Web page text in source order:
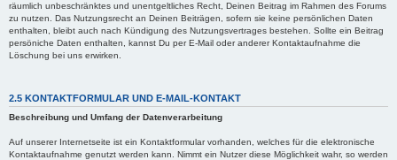
räumlich unbeschränktes und unentgeltliches Recht, Deinen Beitrag im Rahmen des Forums
zu nutzen. Das Nutzungsrecht an Deinen Beiträgen, sofern sie keine persönlichen Daten
enthalten, bleibt auch nach Kündigung des Nutzungsvertrages bestehen. Sollte ein Beitrag
persöniche Daten enthalten, kannst Du per E-Mail oder anderer Kontaktaufnahme die
Löschung bei uns erwirken.
2.5 KONTAKTFORMULAR UND E-MAIL-KONTAKT
Beschreibung und Umfang der Datenverarbeitung
Auf unserer Internetseite ist ein Kontaktformular vorhanden, welches für die elektronische
Kontaktaufnahme genutzt werden kann. Nimmt ein Nutzer diese Möglichkeit wahr, so werden